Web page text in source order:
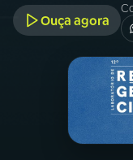
PODCASTS
Ouça agora